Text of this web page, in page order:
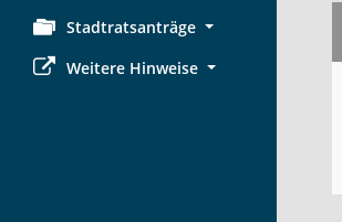
Stadtratsanträge
Weitere Hinweise